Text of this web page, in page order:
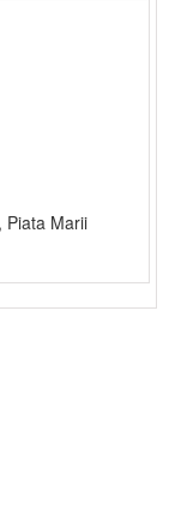
Piata Marii